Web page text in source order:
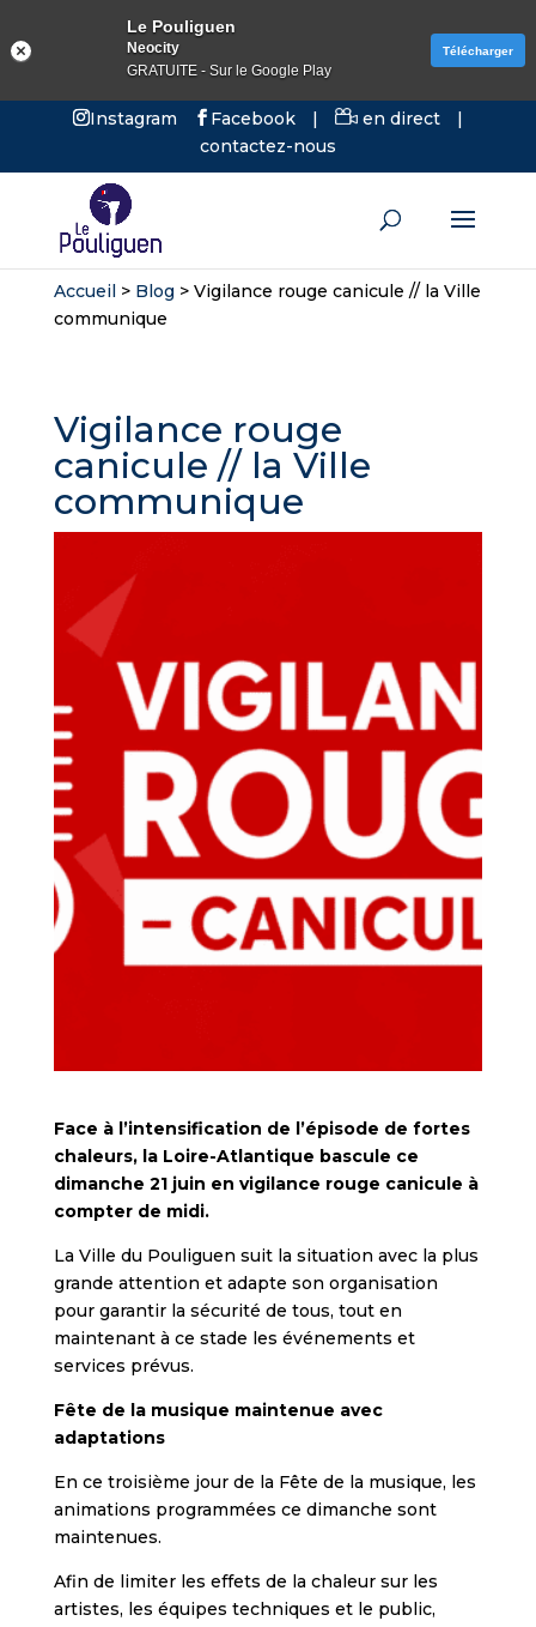
Instagram Facebook | en direct
|
contactez-nous
Accueil> Blog > Vigilance rouge canicule // la Ville
communique
Vigilance rouge
canicule // la Ville
communique
Face à l’intensification de l’épisode de fortes
chaleurs, la Loire-Atlantique bascule ce
dimanche 21 juin en vigilance rouge canicule à
compter de midi.
La Ville du Pouliguen suit la situation avec la plus
grande attention et adapte son organisation
pour garantir la sécurité de tous, tout en
maintenant à ce stade les événements et
services prévus.
Fête de la musique maintenue avec
adaptations
En ce troisième jour de la Fête de la musique, les
animations programmées ce dimanche sont
maintenues.
Afin de limiter les effets de la chaleur sur les
artistes, les équipes techniques et le public,
Le Pouliguen
Neocity
GRATUITE - Sur le Google Play
Télécharger